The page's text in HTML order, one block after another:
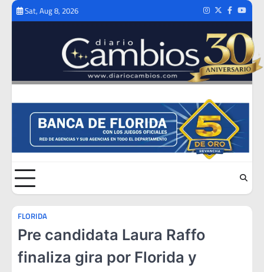
Skip
Sat, Aug 8, 2026 Instagram
TwitterFacebook
FLORIDA
Pre candidata Laura Raffo
finaliza gira por Florida y